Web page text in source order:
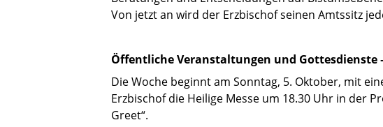
Von jetzt an wird der Erzbischof seinen Amtssitz
Öffentliche Veranstaltungen und Gottesdienste
Die Woche beginnt am Sonntag, 5. Oktober, mit
Erzbischof die Heilige Messe um 18.30 Uhr in der
Greet“.